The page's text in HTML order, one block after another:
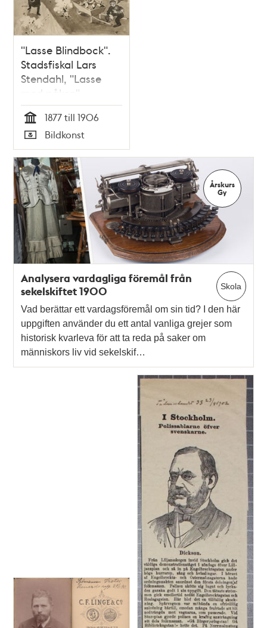
"Lasse Blindbock".
Stadsfiskal Lars
Stendahl, "Lasse
med påken"
Tid
1877 till 1906
Typ
Bildkonst
Årskurs
Gy
Skola
Analysera vardagliga föremål från
sekelskiftet 1900
Vad berättar ett vardagsföremål om sin tid? I den här
uppgiften använder du ett antal vanliga grejer som
historisk kvarleva för att ta reda på saker om
människors liv vid sekelskif…